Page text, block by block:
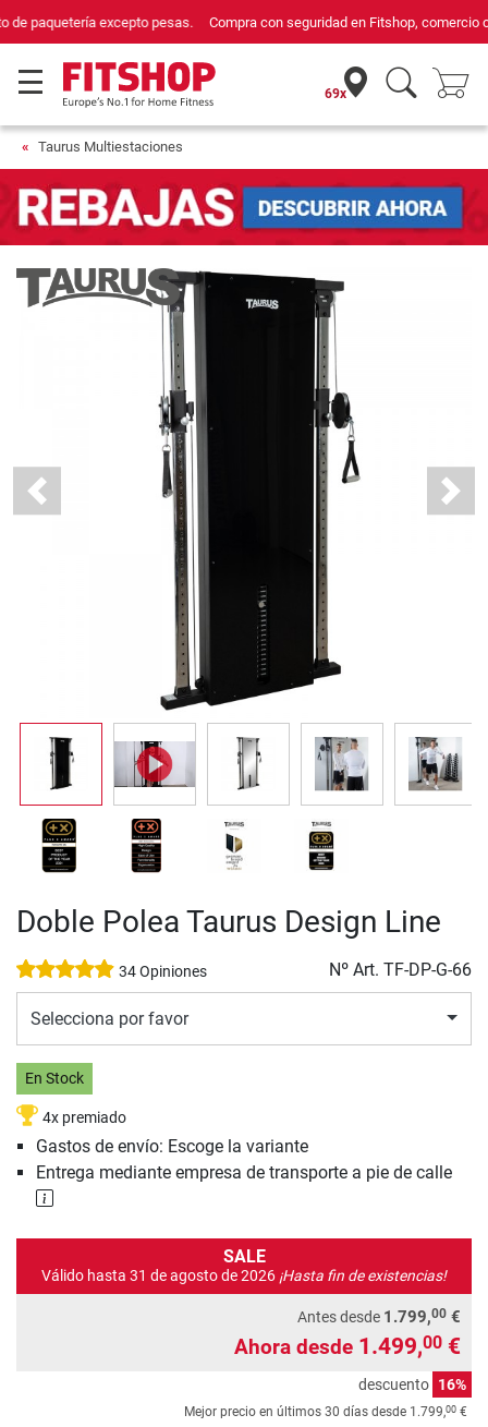
Compra con seguridad en Fitshop, comercio con sello de Confianza Online.
69x
Taurus Multiestaciones
Previous Next
Doble Polea Taurus Design Line
34 Opiniones Nº Art. TF-DP-G-66
Selecciona por favor
En Stock
4x premiado
Gastos de envío: Escoge la variante
Entrega mediante empresa de transporte a pie de calle
SALE
Válido hasta 31 de agosto de 2026 ¡Hasta fin de existencias!
Antes desde 1.799,00 €
Ahora desde 1.499,00 €
descuento 16%
Mejor precio en últimos 30 días desde 1.799,00 €